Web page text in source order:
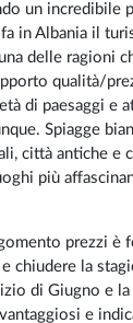
un incredibile
in Albania il
delle ragioni
qualità/
di paesaggi e
Spiagge
città antiche e
più
prezzi è
chiudere la
di Giugno e
e